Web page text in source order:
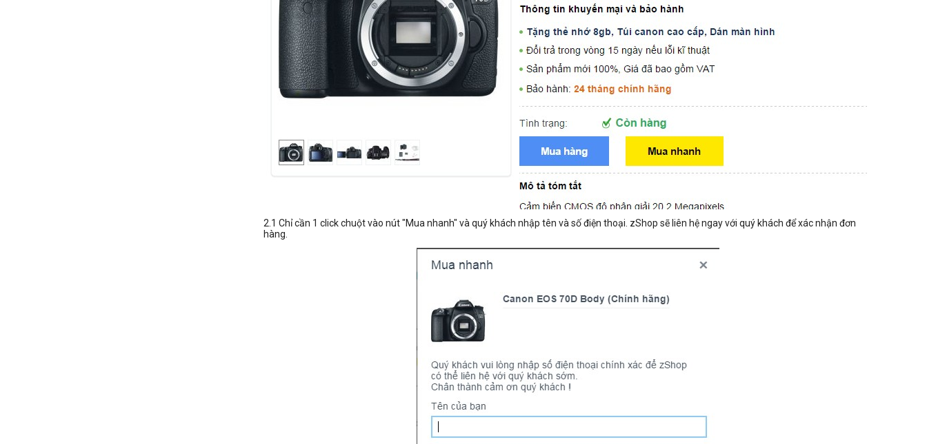
2.1 Chỉ cần 1 click chuột vào nút "Mua nhanh" và quý khách nhập tên và số điện thoại. zShop sẽ liên hệ ngay với quý khách để xác nhận đơn
hàng.